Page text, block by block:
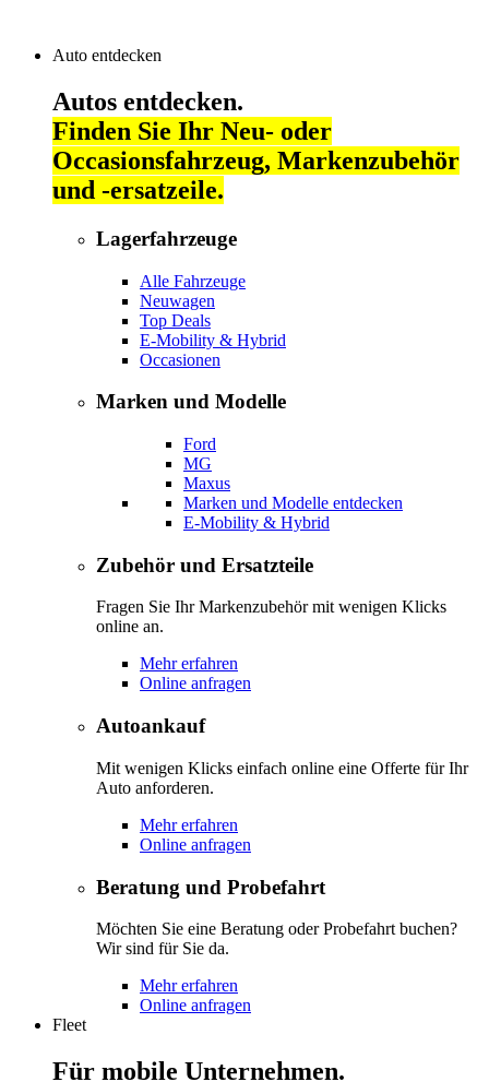
Auto entdecken
Autos entdecken.
Finden Sie Ihr Neu- oder
Occasionsfahrzeug, Markenzubehör
und -ersatzeile.
Lagerfahrzeuge
Alle Fahrzeuge
Neuwagen
Top Deals
E-Mobility & Hybrid
Occasionen
Marken und Modelle
Ford
MG
Maxus
Marken und Modelle entdecken
E-Mobility & Hybrid
Zubehör und Ersatzteile
Fragen Sie Ihr Markenzubehör mit wenigen Klicks
online an.
Mehr erfahren
Online anfragen
Autoankauf
Mit wenigen Klicks einfach online eine Offerte für Ihr
Auto anforderen.
Mehr erfahren
Online anfragen
Beratung und Probefahrt
Möchten Sie eine Beratung oder Probefahrt buchen?
Wir sind für Sie da.
Mehr erfahren
Online anfragen
Fleet
Für mobile Unternehmen.